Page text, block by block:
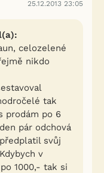
25.12.2013 23:05
celozelené
nikdo
tak
prodám po 6
pár odchová
svůj
v
1000,- tak si